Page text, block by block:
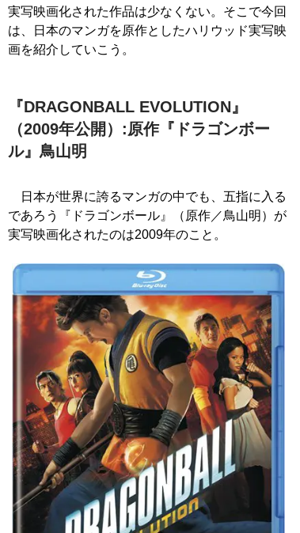
実写映画化された作品は少なくない。そこで今回
は、日本のマンガを原作としたハリウッド実写映
画を紹介していこう。
『DRAGONBALL EVOLUTION』
（2009年公開）:原作『ドラゴンボー
ル』鳥山明
日本が世界に誇るマンガの中でも、五指に入る
であろう『ドラゴンボール』（原作／鳥山明）が
実写映画化されたのは2009年のこと。